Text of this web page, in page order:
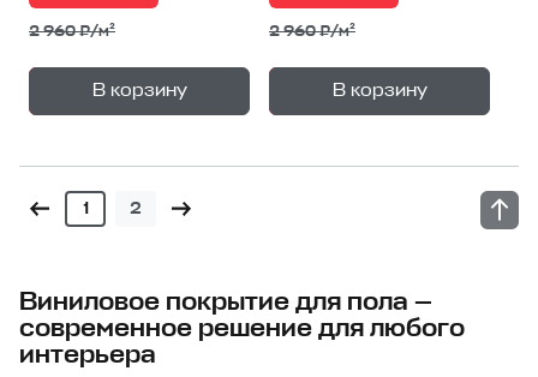
2 960 ₽/м²
В корзину
— 1уп.
2 960 ₽/м²
В корзину
— 1уп.
1 2
Виниловое покрытие для пола —
современное решение для любого
интерьера